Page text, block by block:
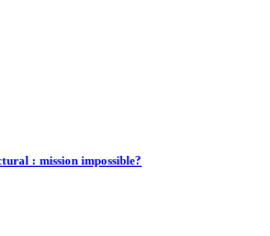
: mission impossible?